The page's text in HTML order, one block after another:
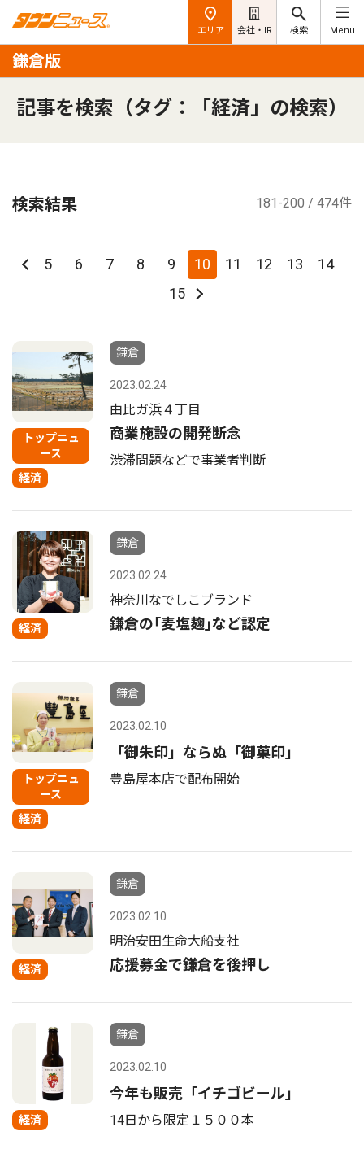
エリア 会社・IR 検索 Menu
鎌倉版
記事を検索（タグ：「経済」の検索）
検索結果 181-200 / 474件
5 6 7 8 9 10 11 12 13
14
15
トップニュ
ース
経済
鎌倉
2023.02.24
由比ガ浜４丁目
商業施設の開発断念
渋滞問題などで事業者判断
経済
鎌倉
2023.02.24
神奈川なでしこブランド
鎌倉の｢麦塩麹｣など認定
トップニュ
ース
経済
鎌倉
2023.02.10
「御朱印」ならぬ「御菓印」
豊島屋本店で配布開始
経済
鎌倉
2023.02.10
明治安田生命大船支社
応援募金で鎌倉を後押し
経済
鎌倉
2023.02.10
今年も販売「イチゴビール」
14日から限定１５００本